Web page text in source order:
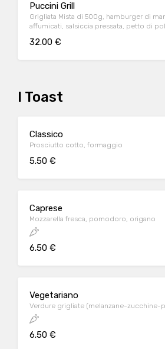
Puccini Grill
Grigliata Mista di 500g, hamburger di
affumicati, salsiccia pressata, petto di
fritte, salsa BBQ, due piadine IGP alla
32.00 €
I Toast
Classico
Prosciutto cotto, formaggio
5.50 €
Caprese
Mozzarella fresca, pomodoro, origano
6.50 €
Vegetariano
Verdure grigliate (melanzane-zucchine-
6.50 €